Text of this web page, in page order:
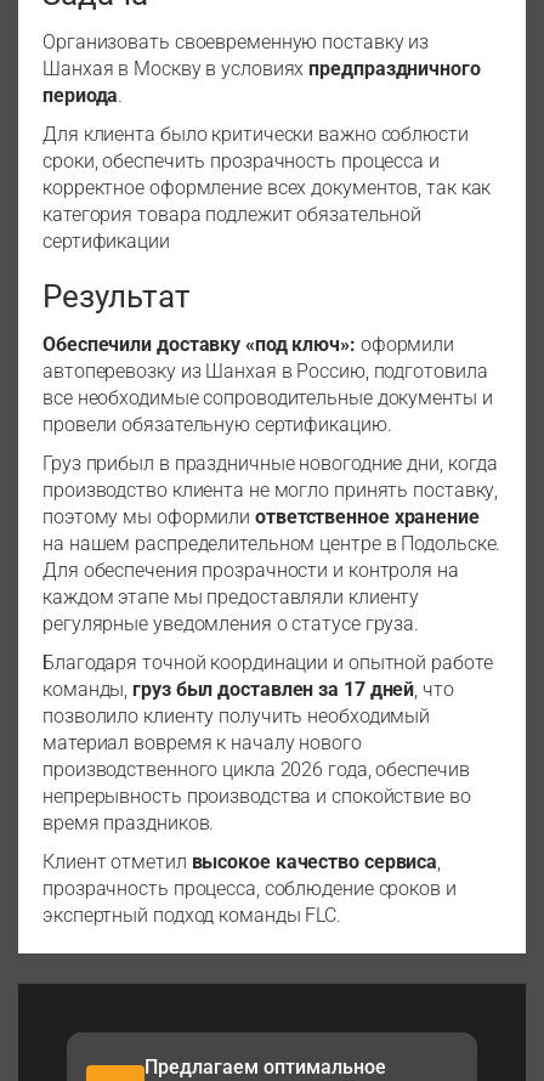
Организовать своевременную поставку из
Шанхая в Москву в условияхпредпраздничного
периода.
Для клиента было критически важно соблюсти
сроки, обеспечить прозрачность процесса и
корректное оформление всех документов, так как
категория товара подлежит обязательной
сертификации
Результат
Обеспечили доставку «под ключ»: оформили
автоперевозку из Шанхая в Россию, подготовила
все необходимые сопроводительные документы и
провели обязательную сертификацию.
Груз прибыл в праздничные новогодние дни, когда
производство клиента не могло принять поставку,
поэтому мы оформили ответственное хранение
на нашем распределительном центре в Подольске.
Для обеспечения прозрачности и контроля на
каждом этапе мы предоставляли клиенту
регулярные уведомления о статусе груза.
Благодаря точной координации и опытной работе
команды,груз был доставлен за 17 дней, что
позволило клиенту получить необходимый
материал вовремя к началу нового
производственного цикла 2026 года, обеспечив
непрерывность производства и спокойствие во
время праздников.
Клиент отметил высокое качество сервиса,
прозрачность процесса, соблюдение сроков и
экспертный подход команды FLC.
Предлагаем оптимальное